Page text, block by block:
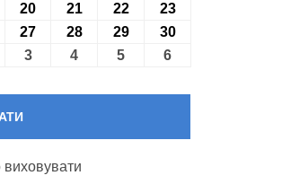
20 20.08.2026
2121.08.2026
2222.08.2026
2323.08.2026
27 27.08.2026
2828.08.2026
2929.08.2026
3030.08.2026
303.09.2026
4 04.09.2026
5 05.09.2026
6
виховувати